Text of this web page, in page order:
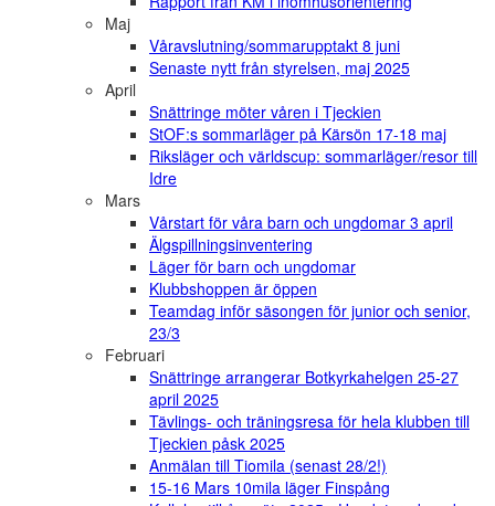
Maj
Våravslutning/sommarupptakt 8 juni
Senaste nytt från styrelsen, maj 2025
April
Snättringe möter våren i Tjeckien
StOF:s sommarläger på Kärsön 17-18 maj
Riksläger och världscup: sommarläger/resor till
Idre
Mars
Vårstart för våra barn och ungdomar 3 april
Älgspillningsinventering
Läger för barn och ungdomar
Klubbshoppen är öppen
Teamdag inför säsongen för junior och senior,
23/3
Februari
Snättringe arrangerar Botkyrkahelgen 25-27
april 2025
Tävlings- och träningsresa för hela klubben till
Tjeckien påsk 2025
Anmälan till Tiomila (senast 28/2!)
15-16 Mars 10mila läger Finspång